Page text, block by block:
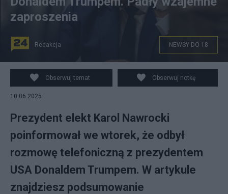
na zdjęciu: Karol Nawrocki. fot. X/Karol Nawrocki
zaproszenia
Redakcja NEWSY DO 18
Obserwuj temat Obserwuj notkę
10.06.2025
Prezydent elekt Karol Nawrocki
poinformował we wtorek, że odbył
rozmowę telefoniczną z prezydentem
USA Donaldem Trumpem. W artykule
znajdziesz podsumowanie